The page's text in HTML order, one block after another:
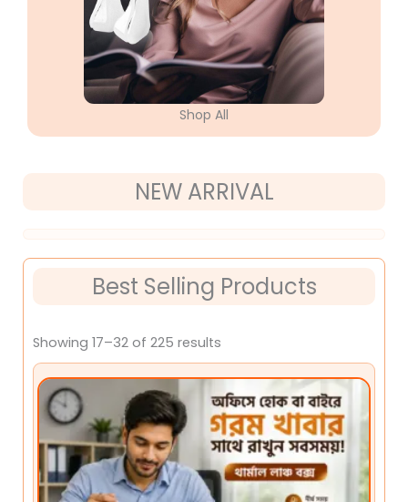
Shop All
NEW ARRIVAL
Best Selling Products
Showing 17–32 of 225 results